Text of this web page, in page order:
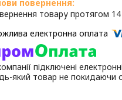
товару протягом 14
підключені
який товар не покидаючи